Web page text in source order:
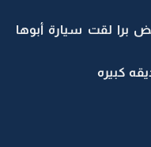
برا لقت سيارة أبوها
كبيره